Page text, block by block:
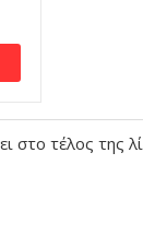
στο τέλος της